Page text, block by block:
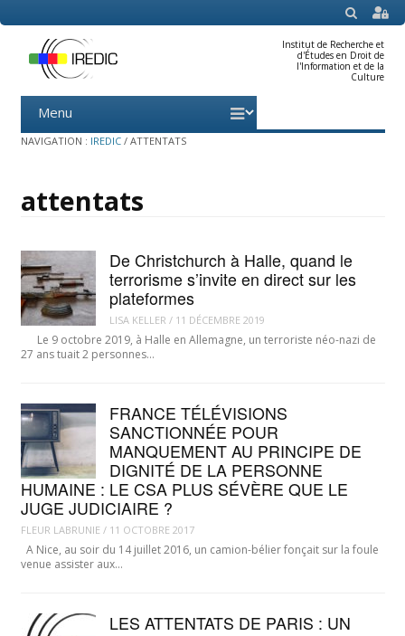
SEARCH
Institut de Recherche et
d'Études en Droit de
l'Information et de la
Culture
Menu
content
NAVIGATION : IREDIC / ATTENTATS
attentats
De Christchurch à Halle, quand le
terrorisme s’invite en direct sur les
plateformes
LISA KELLER / 11 DÉCEMBRE 2019
Le 9 octobre 2019, à Halle en Allemagne, un terroriste néo-nazi de
27 ans tuait 2 personnes…
FRANCE TÉLÉVISIONS
SANCTIONNÉE POUR
MANQUEMENT AU PRINCIPE DE
DIGNITÉ DE LA PERSONNE
HUMAINE : LE CSA PLUS SÉVÈRE QUE LE
JUGE JUDICIAIRE ?
FLEUR LABRUNIE / 11 OCTOBRE 2017
A Nice, au soir du 14 juillet 2016, un camion-bélier fonçait sur la foule
venue assister aux…
LES ATTENTATS DE PARIS : UN